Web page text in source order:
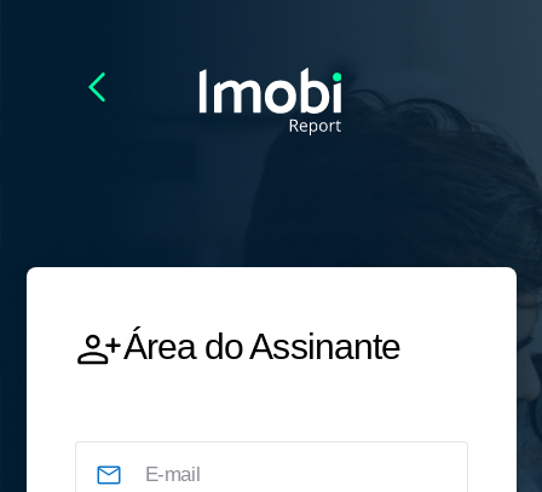
Área do Assinante